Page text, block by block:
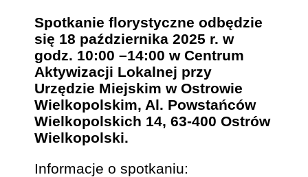
Spotkanie florystyczne odbędzie
się 18 października 2025 r. w
godz. 10:00 –14:00 w Centrum
Aktywizacji Lokalnej przy
Urzędzie Miejskim w Ostrowie
Wielkopolskim, Al. Powstańców
Wielkopolskich 14, 63-400 Ostrów
Wielkopolski.
Informacje o spotkaniu: